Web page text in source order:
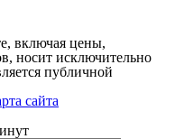
включая цены,
носит исключительно
публичной
сайта